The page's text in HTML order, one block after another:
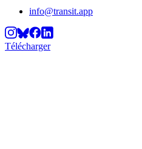
info@transit.app
Télécharger